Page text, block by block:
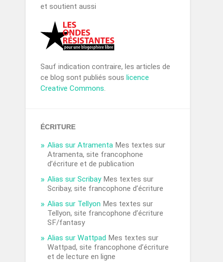
et soutient aussi
Sauf indication contraire, les articles de
ce blog sont publiés souslicence
Creative Commons.
ÉCRITURE
Alias sur Atramenta Mes textes sur
Atramenta, site francophone
d’écriture et de publication
Alias sur ScribayMes textes sur
Scribay, site francophone d’écriture
Alias sur Tellyon Mes textes sur
Tellyon, site francophone d’écriture
SF/fantasy
Alias sur Wattpad Mes textes sur
Wattpad, site francophone d’écriture
et de lecture en ligne